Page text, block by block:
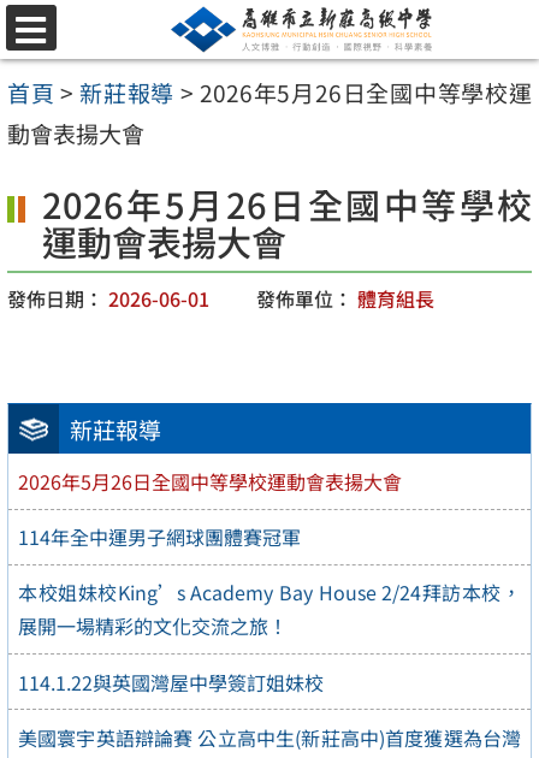
跳
至
主
要
容
區
選
單
首頁 > 新莊報導 > 2026年5月26日全國中等學校運
動會表揚大會
新莊報導
2026年5月26日全國中等學校運動會表揚大會
114年全中運男子網球團體賽冠軍
本校姐妹校King’s Academy Bay House 2/24拜訪本校，
展開一場精彩的文化交流之旅！
114.1.22與英國灣屋中學簽訂姐妹校
美國寰宇英語辯論賽 公立高中生(新莊高中)首度獲選為台灣
2026年5月26日全國中等學校
運動會表揚大會
發佈日期： 2026-06-01 發佈單位： 體育組長